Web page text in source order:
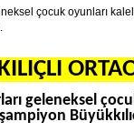
çocuk oyunları
geleneksel
şampiyon